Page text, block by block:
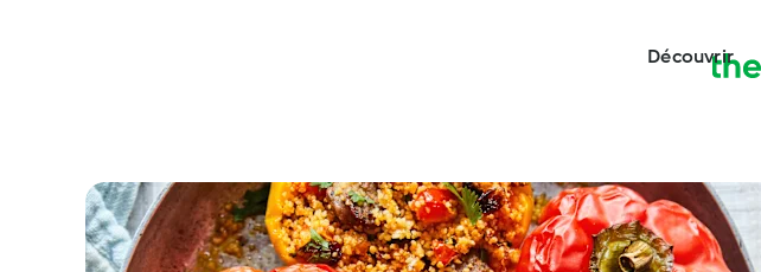
Découvrir